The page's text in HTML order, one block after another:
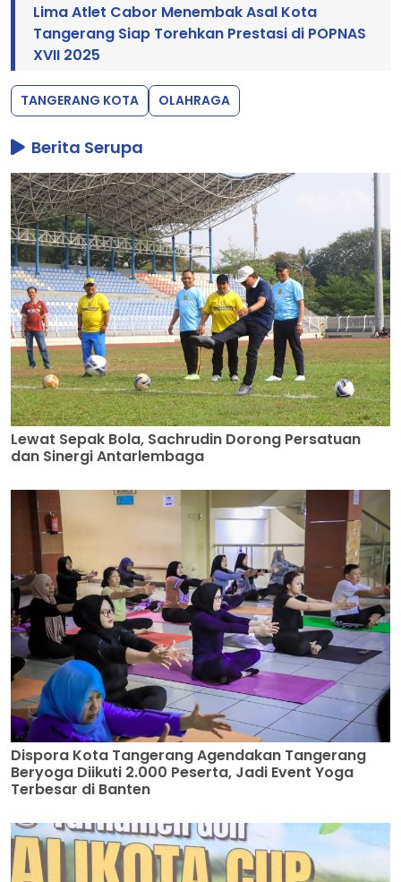
Lima Atlet Cabor Menembak Asal Kota
Tangerang Siap Torehkan Prestasi di POPNAS
XVII 2025
TANGERANG KOTA OLAHRAGA
Berita Serupa
Lewat Sepak Bola, Sachrudin Dorong Persatuan
dan Sinergi Antarlembaga
Dispora Kota Tangerang Agendakan Tangerang
Beryoga Diikuti 2.000 Peserta, Jadi Event Yoga
Terbesar di Banten